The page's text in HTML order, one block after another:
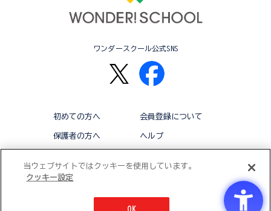
ワンダースクール公式SNS
初めての方へ 会員登録について
保護者の方へ ヘルプ
当ウェブサイトではクッキーを使用しています。
クッキー設定